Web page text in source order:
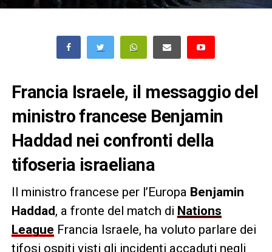
Francia Israele, il messaggio del
ministro francese Benjamin
Haddad nei confronti della
tifoseria israeliana
Il ministro francese per l’Europa Benjamin
Haddad, a fronte del match di Nations
League Francia Israele, ha voluto parlare dei
tifosi ospiti visti gli incidenti accaduti negli